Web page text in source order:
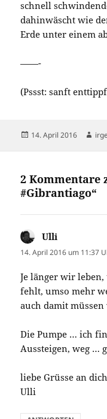
schnell
dahinwäscht wie
Erde unter einem
——-
(Pssst: sanft
Veröffentlicht
14. April 2016
2 Kommentare
#Gibrantiago“
Ulli
14. April 2016 um 11:37
Je länger wir
fehlt, umso mehr
auch damit
Die Pumpe … ich
Aussteigen, weg …
liebe Grüsse an
Ulli